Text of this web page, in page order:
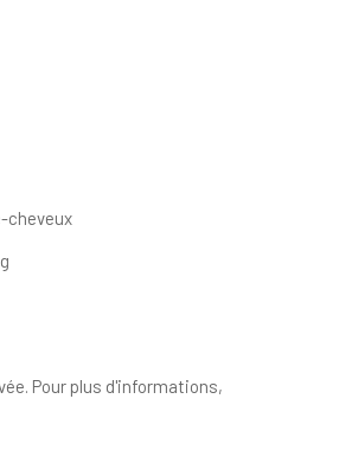
cheveux
Pour plus d'informations,